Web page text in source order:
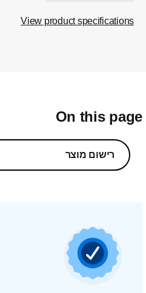
View product specifications
On this
רישום מוצר